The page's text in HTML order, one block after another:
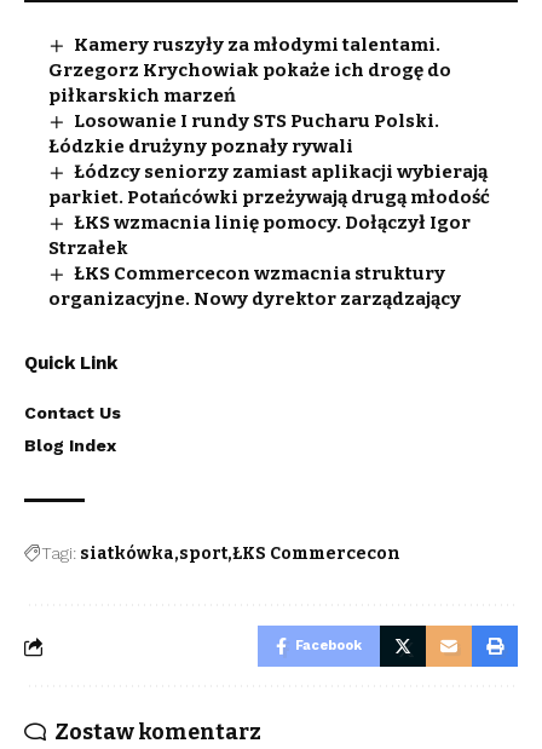
Kamery ruszyły za młodymi talentami.
Grzegorz Krychowiak pokaże ich drogę do
piłkarskich marzeń
Losowanie I rundy STS Pucharu Polski.
Łódzkie drużyny poznały rywali
Łódzcy seniorzy zamiast aplikacji wybierają
parkiet. Potańcówki przeżywają drugą młodość
ŁKS wzmacnia linię pomocy. Dołączył Igor
Strzałek
ŁKS Commercecon wzmacnia struktury
organizacyjne. Nowy dyrektor zarządzający
Quick Link
Contact Us
Blog Index
Tagi: siatkówka sport ŁKS Commercecon
Facebook
Zostaw komentarz